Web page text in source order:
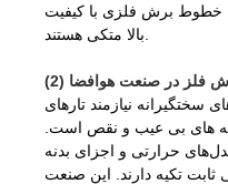
خطوط برش فلزی با کیفیت
برش فلز در صنعت هوافضا
سختگیرانه نیازمند تارهای
های بی عیب و نقص است.
حرارتی و اجزای بدنه
تکیه دارند. این صنعت